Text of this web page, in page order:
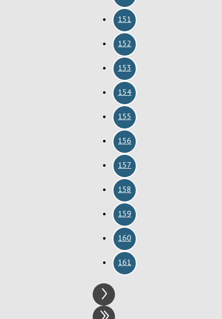
151
152
153
154
155
156
157
158
159
160
161